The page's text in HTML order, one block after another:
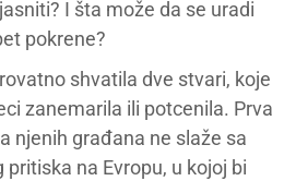
I šta može da se uradi
pokrene?
shvatila dve stvari, koje
zanemarila ili potcenila. Prva
njenih građana ne slaže sa
na Evropu, u kojoj bi